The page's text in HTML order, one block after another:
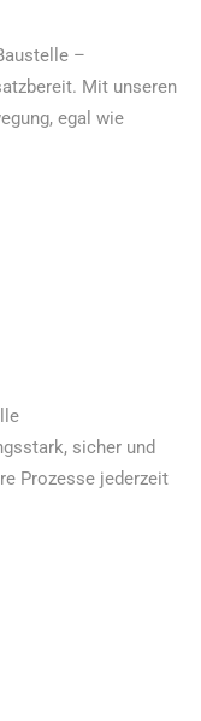
–
Mit unseren
egal wie
sicher und
Prozesse jederzeit